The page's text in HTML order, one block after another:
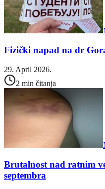
Fizički napad na dr
29. April 2026.
2 min čitanja
Brutalnost nad ratnim
septembra